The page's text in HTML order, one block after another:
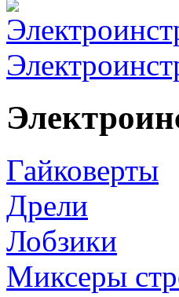
Гайковерты
Дрели
Лобзики
Миксеры